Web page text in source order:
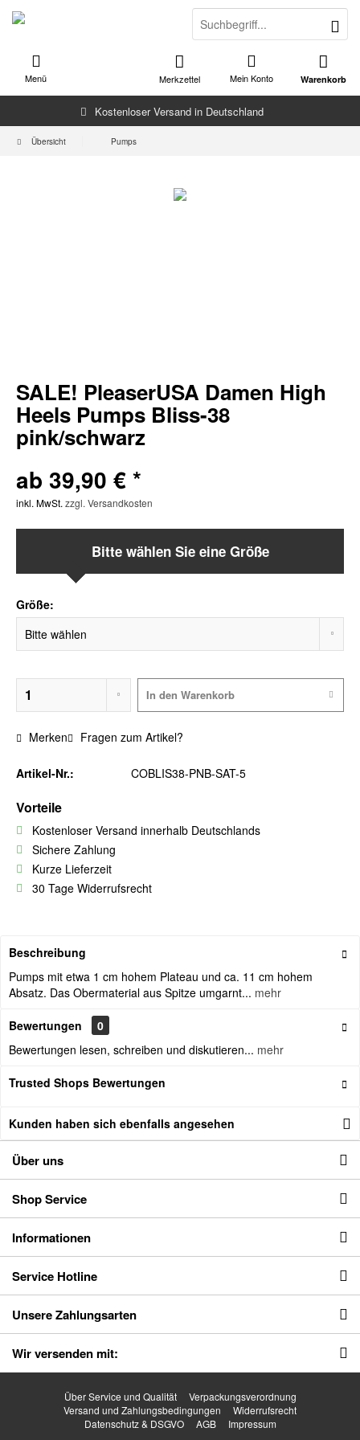
Kostenloser Versand in Deutschland
Warenkorb
Merkzettel Mein Konto
Menü
Übersicht Pumps
SALE! PleaserUSA Damen High
Heels Pumps Bliss-38
pink/schwarz
ab 39,90 € *
inkl. MwSt. zzgl. Versandkosten
Bitte wählen Sie eine Größe
Größe:
In den Warenkorb
Merken Fragen zum Artikel?
Artikel-Nr.: COBLIS38-PNB-SAT-5
Vorteile
Kostenloser Versand innerhalb Deutschlands
Sichere Zahlung
Kurze Lieferzeit
30 Tage Widerrufsrecht
Beschreibung
Pumps mit etwa 1 cm hohem Plateau und ca. 11 cm hohem
Absatz. Das Obermaterial aus Spitze umgarnt... mehr
Bewertungen
0
Bewertungen lesen, schreiben und diskutieren... mehr
Trusted Shops Bewertungen
Kunden haben sich ebenfalls angesehen
Über uns
Shop Service
Informationen
Service Hotline
Unsere Zahlungsarten
Wir versenden mit:
Über Service und Qualität
Verpackungsverordnung
Versand und Zahlungsbedingungen
Widerrufsrecht
Datenschutz & DSGVO
AGB Impressum